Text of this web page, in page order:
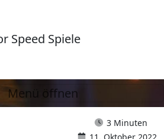
Speed Spiele
Menü öffnen
3 Minuten
11. Oktober 2022